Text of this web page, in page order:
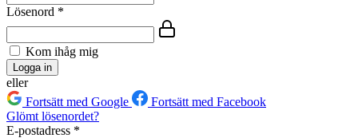
Lösenord *
Kom ihåg mig
Logga in
eller
Fortsätt med Google
Fortsätt med Facebook
Glömt lösenordet?
E-postadress *